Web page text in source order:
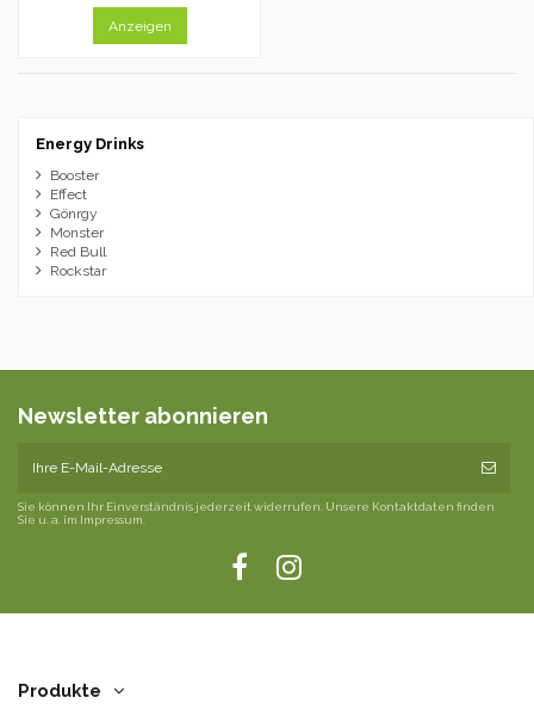
Anzeigen
Energy Drinks
Booster
Effect
Gönrgy
Monster
Red Bull
Rockstar
Newsletter abonnieren
Sie können Ihr Einverständnis jederzeit widerrufen. Unsere Kontaktdaten finden
Sie u. a. im Impressum.
Produkte